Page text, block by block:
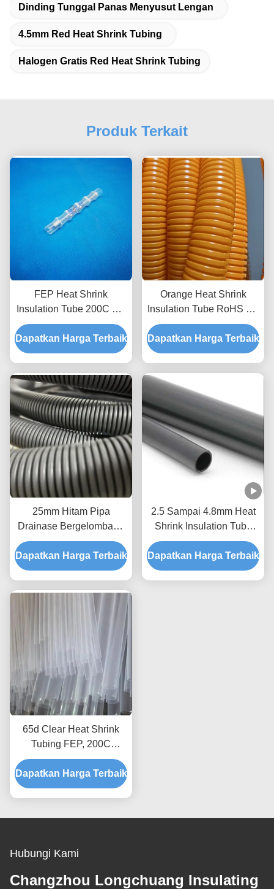
Dinding Tunggal Panas Menyusut Lengan
4.5mm Red Heat Shrink Tubing
Halogen Gratis Red Heat Shrink Tubing
Produk Terkait
FEP Heat Shrink
Insulation Tube 200C UV
Resistance 125mm Wrap
Dapatkan Harga Terbaik
Orange Heat Shrink
Insulation Tube RoHS PP
Flame Retardant Heat
Shrink Tubing
Dapatkan Harga Terbaik
25mm Hitam Pipa
Drainase Bergelombang
PP, Pipa Tiriskan
Fleksibel Hitam 32mm
Dapatkan Harga Terbaik
2.5 Sampai 4.8mm Heat
Shrink Insulation Tube
Neoprene Black
Dapatkan Harga Terbaik
65d Clear Heat Shrink
Tubing FEP, 200C
Waterproof Heat Shrink
Tubing
Dapatkan Harga Terbaik
Hubungi Kami
Changzhou Longchuang Insulating